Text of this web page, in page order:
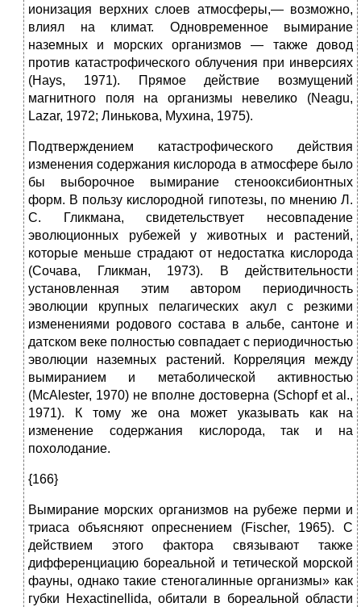
ионизация верхних слоев атмосферы,— возможно,
влиял на климат. Одновременное вымирание
наземных и морских организмов — также довод
против катастрофического облучения при инверсиях
(Hays, 1971). Прямое действие возмущений
магнитного поля на организмы невелико (Neagu,
Lazar, 1972; Линькова, Мухина, 1975).
Подтверждением катастрофического действия
изменения содержания кислорода в атмосфере было
бы выборочное вымирание стенооксибионтных
форм. В пользу кислородной гипотезы, по мнению Л.
С. Гликмана, свидетельствует несовпадение
эволюционных рубежей у животных и растений,
которые меньше страдают от недостатка кислорода
(Сочава, Гликман, 1973). В действительности
установленная этим автором периодичность
эволюции крупных пелагических акул с резкими
изменениями родового состава в альбе, сантоне и
датском веке полностью совпадает с периодичностью
эволюции наземных растений. Корреляция между
вымиранием и метаболической активностью
(McAlester, 1970) не вполне достоверна (Schopf et al.,
1971). К тому же она может указывать как на
изменение содержания кислорода, так и на
похолодание.
{166}
Вымирание морских организмов на рубеже перми и
триаса объясняют опреснением (Fischer, 1965). С
действием этого фактора связывают также
дифференциацию бореальной и тетической морской
фауны, однако такие стеногалинные организмы» как
губки Hexactinellida, обитали в бореальной области